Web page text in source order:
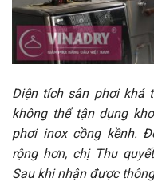
Diện tích sân phơi khá
không thể tận dụng
phơi inox cồng kềnh.
rộng hơn, chị Thu
Sau khi nhận được